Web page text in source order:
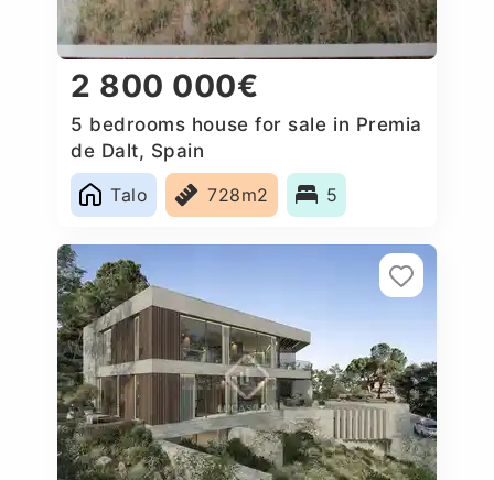
2 800 000€
5 bedrooms house for sale in Premia
de Dalt, Spain
Talo
728m2 5